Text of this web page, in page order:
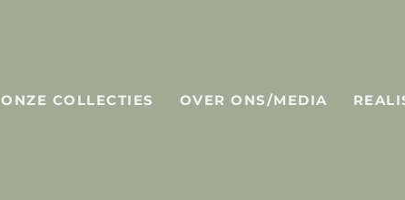
ONZE COLLECTIES OVER ONS/MEDIA